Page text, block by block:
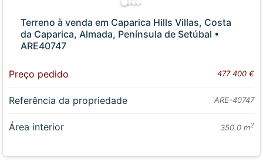
Terreno à venda em Caparica Hills Villas, Costa
da Caparica, Almada, Península de Setúbal •
ARE40747
Preço pedido 477 400 €
Referência da propriedade ARE-40747
Área interior 350.0 m2